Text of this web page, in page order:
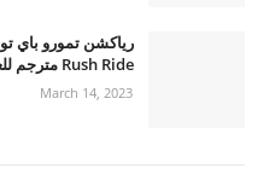
Rush Ride مترجم للعربية
March 14, 2023